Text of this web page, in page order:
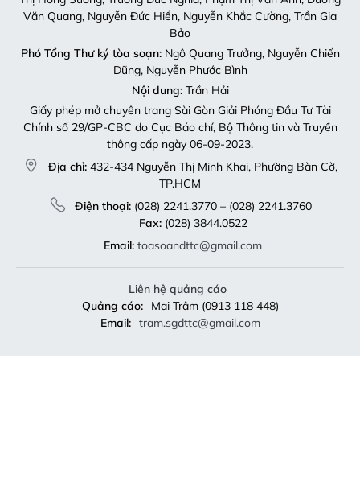
Văn Quang, Nguyễn Đức Hiển, Nguyễn Khắc Cường, Trần Gia
Bảo
Phó Tổng Thư ký tòa soạn:Ngô Quang Trưởng, Nguyễn Chiến
Dũng, Nguyễn Phước Bình
Nội dung:Trần Hải
Giấy phép mở chuyên trang Sài Gòn Giải Phóng Đầu Tư Tài
Chính số 29/GP-CBC do Cục Báo chí, Bộ Thông tin và Truyền
thông cấp ngày 06-09-2023.
Địa chỉ: 432-434 Nguyễn Thị Minh Khai, Phường Bàn Cờ,
TP.HCM
Điện thoại:(028) 2241.3770 – (028) 2241.3760
Fax:(028) 3844.0522
Email: toasoandttc@gmail.com
Liên hệ quảng cáo
Quảng cáo:
Mai Trâm (0913 118 448)
Email: tram.sgdttc@gmail.com